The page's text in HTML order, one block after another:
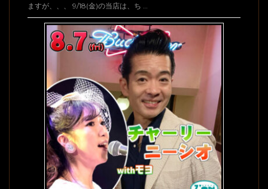
ますが、、、 9/18(金)の当店は、ち …